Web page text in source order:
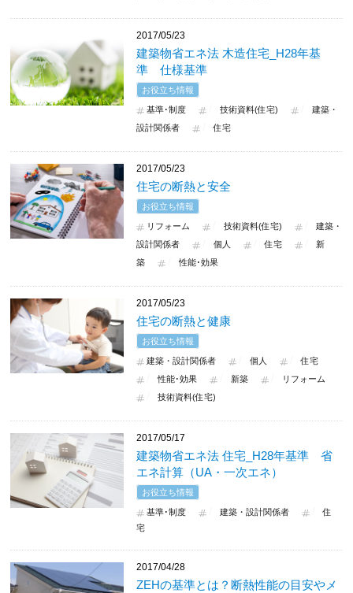
2017/05/23
建築物省エネ法 木造住宅_H28年基
準 仕様基準
お役立ち情報
基準･制度 技術資料(住宅)
建築・
設計関係者
住宅
2017/05/23
住宅の断熱と安全
お役立ち情報
リフォーム 技術資料(住宅)
建築・
設計関係者
個人 住宅
新
築
性能･効果
2017/05/23
住宅の断熱と健康
お役立ち情報
建築・設計関係者 個人
住宅
性能･効果
新築
リフォーム
技術資料(住宅)
2017/05/17
建築物省エネ法 住宅_H28年基準 省
エネ計算（UA・一次エネ）
お役立ち情報
基準･制度 建築・設計関係者
住
宅
2017/04/28
ZEHの基準とは？断熱性能の目安やメ